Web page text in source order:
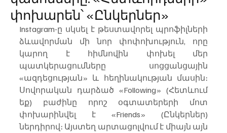
փոխարեն՝ «Ընկերներ»
Instagram-ը սկսել է թեստավորել պրոֆիլների
ձևավորման մի նոր փոփոխություն, որը
կարող է հիմնովին փոխել մեր
պատկերացումները սոցցանցային
«ազդեցության» և հեղինակության մասին։
Սովորական դարձած «Following» (Հետևում
եք) բաժինը որոշ օգտատերերի մոտ
փոխարինվել է «Friends» (Ընկերներ)
ներդիրով։ Այստեղ արտացոլվում է միայն այն